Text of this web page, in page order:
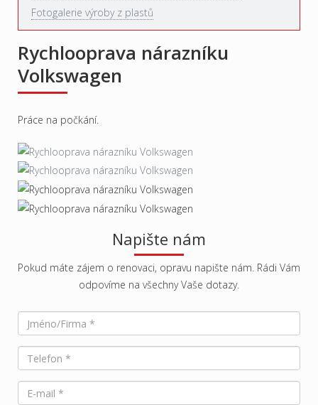
Fotogalerie výroby z plastů
Rychlooprava nárazníku
Volkswagen
Práce na počkání.
Napište nám
Pokud máte zájem o renovaci, opravu napište nám. Rádi Vám
odpovíme na všechny Vaše dotazy.